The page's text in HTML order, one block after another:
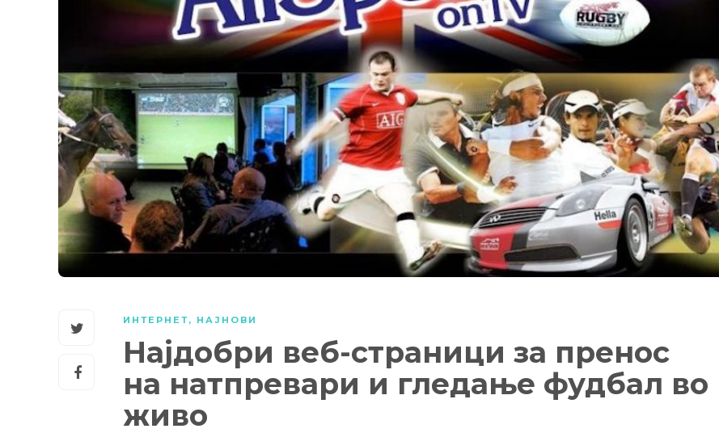
ИНТЕРНЕТ, НАЈНОВИ
Најдобри веб-страници за пренос
на натпревари и гледање фудбал во
живо